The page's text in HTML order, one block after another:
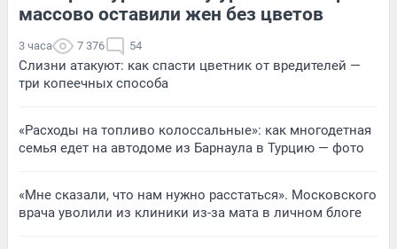
массово оставили жен без цветов
3 часа 7 376 54
Слизни атакуют: как спасти цветник от вредителей —
три копеечных способа
«Расходы на топливо колоссальные»: как многодетная
семья едет на автодоме из Барнаула в Турцию — фото
«Мне сказали, что нам нужно расстаться». Московского
врача уволили из клиники из-за мата в личном блоге